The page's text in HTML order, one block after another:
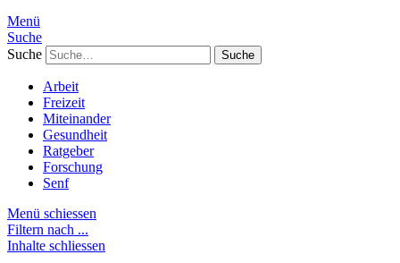
Menü
Suche
Suche
Arbeit
Freizeit
Miteinander
Gesundheit
Ratgeber
Forschung
Senf
Menü schiessen
Filtern nach ...
Inhalte schliessen